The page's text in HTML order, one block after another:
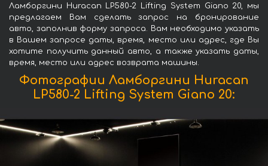
Ламборгини Huracan LP580-2 Lifting System Giano 20, мы
предлагаем Вам сделать запрос на бронирование
авто, заполнив форму запроса. Вам необходимо указать
в Вашем запросе даты, время, место или адрес, где Вы
хотите получить данный авто, а также указать даты,
время, место или адрес возврата машины.
Фотографии Ламборгини Huracan
LP580-2 Lifting System Giano 20: